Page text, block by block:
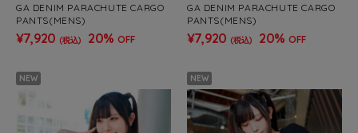
GA DENIM PARACHUTE CARGO
PANTS(MENS)
¥7,920 (税込) 20% OFF
GA DENIM PARACHUTE CARGO
PANTS(MENS)
¥7,920 (税込) 20% OFF
NEW NEW